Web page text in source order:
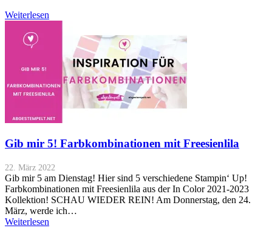
Weiterlesen
Gib mir 5! Farbkombinationen mit Freesienlila
22. März 2022
Gib mir 5 am Dienstag! Hier sind 5 verschiedene Stampin‘ Up!
Farbkombinationen mit Freesienlila aus der In Color 2021-2023
Kollektion! SCHAU WIEDER REIN! Am Donnerstag, den 24.
März, werde ich…
Weiterlesen